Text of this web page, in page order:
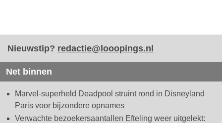
Nieuwstip? redactie@looopings.nl
Net binnen
Marvel-superheld Deadpool struint rond in Disneyland
Paris voor bijzondere opnames
Verwachte bezoekersaantallen Efteling weer uitgelekt: